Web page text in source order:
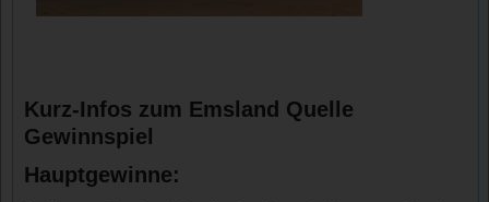
Kurz-Infos zum Emsland Quelle
Gewinnspiel
Hauptgewinne: